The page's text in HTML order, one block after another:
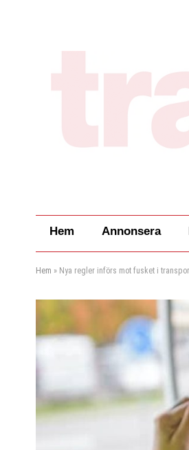
Hem Annonsera
Hem » Nya regler införs mot fusket i